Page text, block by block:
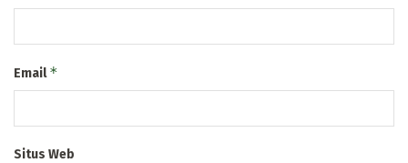
Email*
Situs Web